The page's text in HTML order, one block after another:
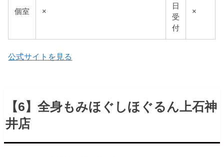
個室 ×
日
受
付
×
公式サイトを見る
【6】全身もみほぐしほぐるん上石神
井店